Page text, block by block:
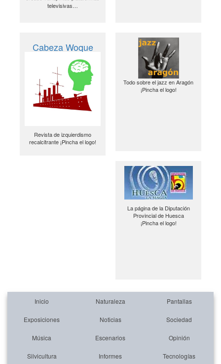
televisivas…
Cabeza Woque
Revista de izquierdismo
recalcitrante ¡Pincha el logo!
Todo sobre el jazz en Aragón
¡Pincha el logo!
La página de la Diputación
Provincial de Huesca
¡Pincha el logo!
Inicio Naturaleza Pantallas
Exposiciones Noticias Sociedad
Música Escenarios Opinión
Silvicultura Informes Tecnologías